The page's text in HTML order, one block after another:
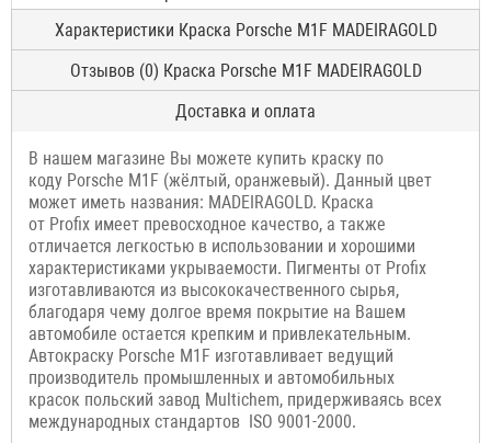
Характеристики Краска Porsche M1F MADEIRAGOLD
Отзывов (0) Краска Porsche M1F MADEIRAGOLD
Доставка и оплата
В нашем магазине Вы можете купить краску по
коду Porsche M1F (жёлтый, оранжевый). Данный цвет
может иметь названия: MADEIRAGOLD. Краска
от Profix имеет превосходное качество, а также
отличается легкостью в использовании и хорошими
характеристиками укрываемости. Пигменты от Profix
изготавливаются из высококачественного сырья,
благодаря чему долгое время покрытие на Вашем
автомобиле остается крепким и привлекательным.
Автокраску Porsche M1F изготавливает ведущий
производитель промышленных и автомобильных
красок польский завод Multichem, придерживаясь всех
международных стандартов ISO 9001-2000.